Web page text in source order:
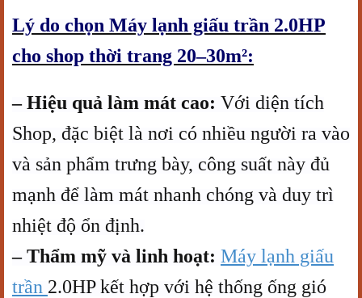
Lý do chọn Máy lạnh giấu trần 2.0HP
cho shop thời trang 20–30m²:
– Hiệu quả làm mát cao: Với diện tích
Shop, đặc biệt là nơi có nhiều người ra vào
và sản phẩm trưng bày, công suất này đủ
mạnh để làm mát nhanh chóng và duy trì
nhiệt độ ổn định.
– Thẩm mỹ và linh hoạt: Máy lạnh giấu
trần 2.0HP kết hợp với hệ thống ống gió